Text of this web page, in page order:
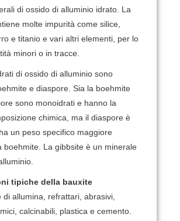
di ossido di alluminio idrato.
La
molte impurità come silice,
e titanio e vari altri elementi, per lo
minori o in tracce.
di ossido di alluminio sono
e diaspore. Sia la boehmite
sono monoidrati e hanno la
chimica, ma il diaspore è
un peso specifico maggiore
boehmite. La gibbsite è un minerale
tipiche della bauxite
di allumina, refrattari, abrasivi,
calcinabili, plastica e cemento.